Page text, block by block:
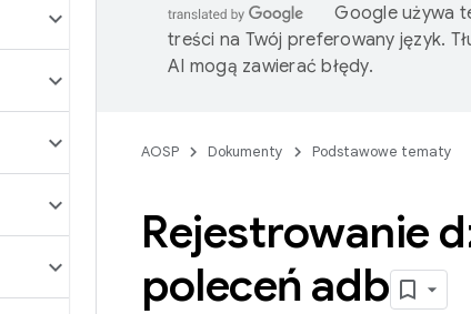
Google używa
treści na Twój preferowany język.
AI mogą zawierać błędy.
AOSP Dokumenty Podstawowe tematy
Rejestrowanie
poleceń adb